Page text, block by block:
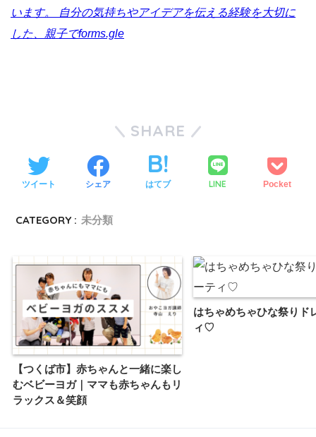
います。 自分の気持ちやアイデアを伝える経験を大切に
した、親子でforms.gle
SHARE
ツイート シェア はてブ LINE Pocket
CATEGORY : 未分類
【つくば市】赤ちゃんと一緒に楽し
むベビーヨガ｜ママも赤ちゃんもリ
ラックス＆笑顔
はちゃめちゃひな祭りド
ィ♡